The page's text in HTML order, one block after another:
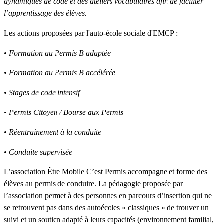
l’apprentissage des élèves.
Les actions proposées par l'auto-école sociale d'EMCP :
• Formation au Permis B adaptée
• Formation au Permis B accélérée
• Stages de code intensif
• Permis Citoyen / Bourse aux Permis
• Réentrainement à la conduite
• Conduite supervisée
L’association Être Mobile C’est Permis accompagne et forme des
élèves au permis de conduire. La pédagogie proposée par
l’association permet à des personnes en parcours d’insertion qui ne
se retrouvent pas dans des autoécoles « classiques » de trouver un
suivi et un soutien adapté à leurs capacités (environnement familial,